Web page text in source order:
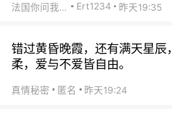
法国你问我答 Ert1234 昨天19:35
错过黄昏晚霞，还有满天星辰
柔，爱与不爱皆自由。
真情秘密 匿名 昨天19:24